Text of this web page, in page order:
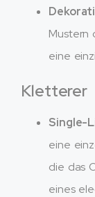
Mustern
eine
Kletterer
Single-
eine
die das
eines